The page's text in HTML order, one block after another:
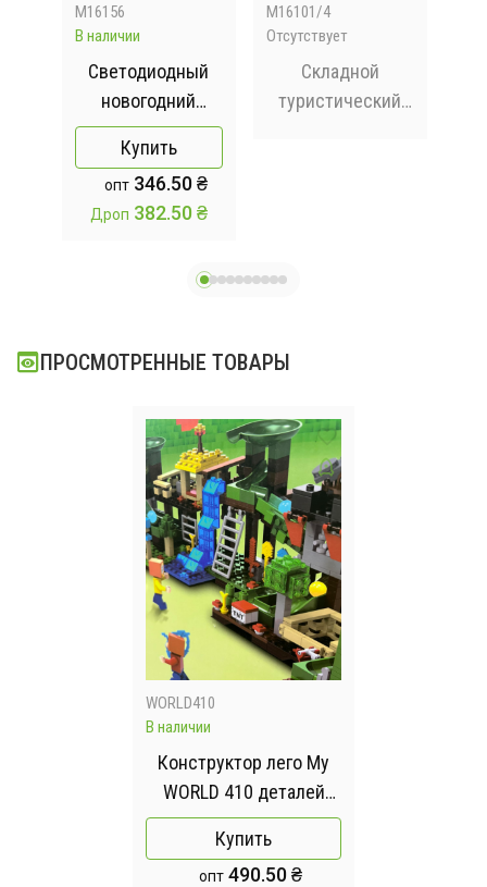
М16156
В наличии
Светодиодный
новогодний
проектор -
ночник с
фигуркой
снеговика 1367-2
Купить
опт346.50 ₴
Дроп 382.50 ₴
М16101/4
Отсутствует
Складной
туристический
ПРОСМОТРЕННЫЕ ТОВАРЫ
WORLD410
В наличии
Конструктор лего My
WORLD 410 деталей
Lego
Купить
опт 490.50 ₴